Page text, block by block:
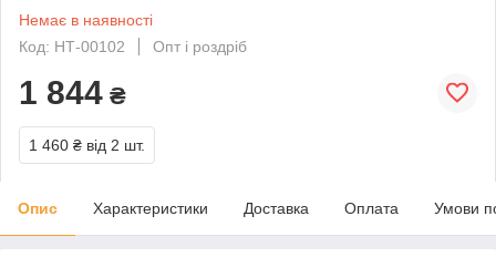
Немає в наявності
Код: НТ-00102
Опт і роздріб
1 844 ₴
1 460 ₴ від 2 шт.
Опис Характеристики Доставка Оплата Умови